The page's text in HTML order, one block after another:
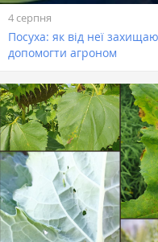
4 серпня
Посуха: як від неї
допомогти агроном